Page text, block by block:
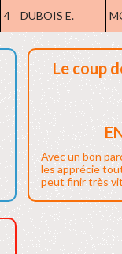
4 DUBOIS E.
Le coup
Avec un bon
les apprécie
peut finir très